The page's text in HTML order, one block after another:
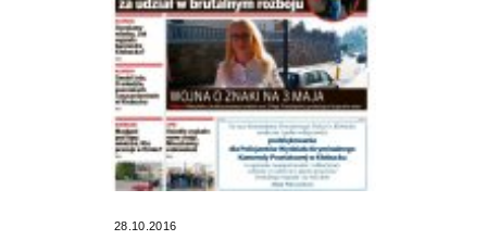
28.10.2016